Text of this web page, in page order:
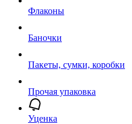
Флаконы
Баночки
Пакеты, сумки, коробки
Прочая упаковка
Уценка